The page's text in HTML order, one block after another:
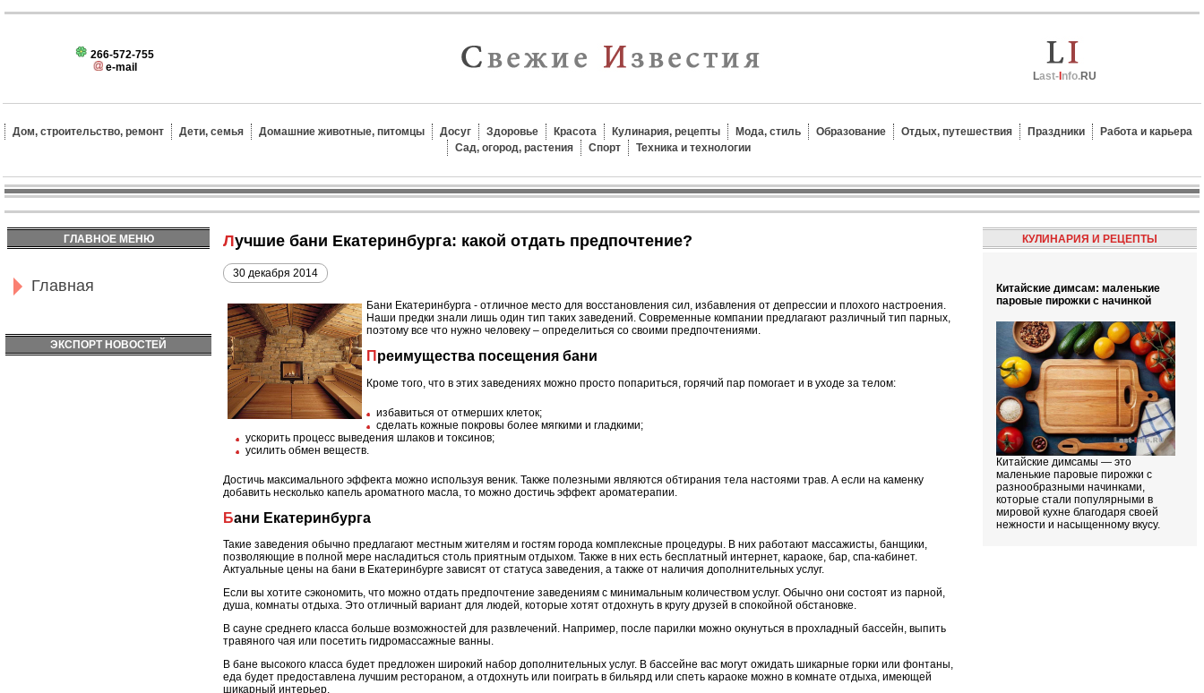
266-572-755
e-mail
Last- nfo.RU
Дом, строительство, ремонт Дети, семья Домашние животные, питомцы Досуг Здоровье Красота Кулинария, рецепты Мода, стиль Образование Отдых, путешествия Праздники
Работа и карьера
Сад, огород, растения
Спорт Техника и технологии
ГЛАВНОЕ МЕНЮ
Главная
ЭКСПОРТ НОВОСТЕЙ
Лучшие бани Екатеринбурга: какой отдать предпочтение?
30 декабря 2014
Бани Екатеринбурга - отличное место для восстановления сил, избавления от депрессии и плохого настроения.
Наши предки знали лишь один тип таких заведений. Современные компании предлагают различный тип парных,
поэтому все что нужно человеку – определиться со своими предпочтениями.
Преимущества посещения бани
Кроме того, что в этих заведениях можно просто попариться, горячий пар помогает и в уходе за телом:
избавиться от отмерших клеток;
сделать кожные покровы более мягкими и гладкими;
ускорить процесс выведения шлаков и токсинов;
усилить обмен веществ.
Достичь максимального эффекта можно используя веник. Также полезными являются обтирания тела настоями трав. А если на каменку
добавить несколько капель ароматного масла, то можно достичь эффект ароматерапии.
Бани Екатеринбурга
Такие заведения обычно предлагают местным жителям и гостям города комплексные процедуры. В них работают массажисты, банщики,
позволяющие в полной мере насладиться столь приятным отдыхом. Также в них есть бесплатный интернет, караоке, бар, спа-кабинет.
Актуальные цены на бани в Екатеринбурге зависят от статуса заведения, а также от наличия дополнительных услуг.
Если вы хотите сэкономить, что можно отдать предпочтение заведениям с минимальным количеством услуг. Обычно они состоят из парной,
душа, комнаты отдыха. Это отличный вариант для людей, которые хотят отдохнуть в кругу друзей в спокойной обстановке.
В сауне среднего класса больше возможностей для развлечений. Например, после парилки можно окунуться в прохладный бассейн, выпить
травяного чая или посетить гидромассажные ванны.
В бане высокого класса будет предложен широкий набор дополнительных услуг. В бассейне вас могут ожидать шикарные горки или фонтаны,
еда будет предоставлена лучшим рестораном, а отдохнуть или поиграть в бильярд или спеть караоке можно в комнате отдыха, имеющей
шикарный интерьер.
КУЛИНАРИЯ И РЕЦЕПТЫ
Китайские димсам: маленькие
паровые пирожки с начинкой
Китайские димсамы — это
маленькие паровые пирожки с
разнообразными начинками,
которые стали популярными в
мировой кухне благодаря своей
нежности и насыщенному вкусу.